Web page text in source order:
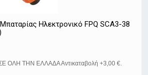
Ηλεκτρονικό FPQ SCA3-38
ΟΛΗ ΤΗΝ ΕΛΛΑΔΑ Αντικαταβολή +3,00 €.